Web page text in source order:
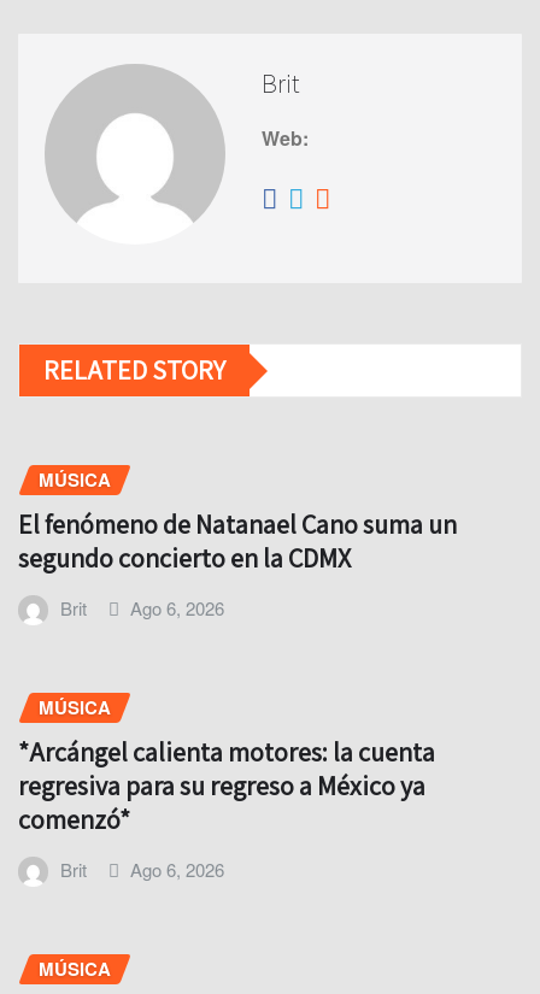
Brit
Web:
RELATED STORY
MÚSICA
El fenómeno de Natanael Cano suma un
segundo concierto en la CDMX
Brit Ago 6, 2026
MÚSICA
*Arcángel calienta motores: la cuenta
regresiva para su regreso a México ya
comenzó*
Brit Ago 6, 2026
MÚSICA